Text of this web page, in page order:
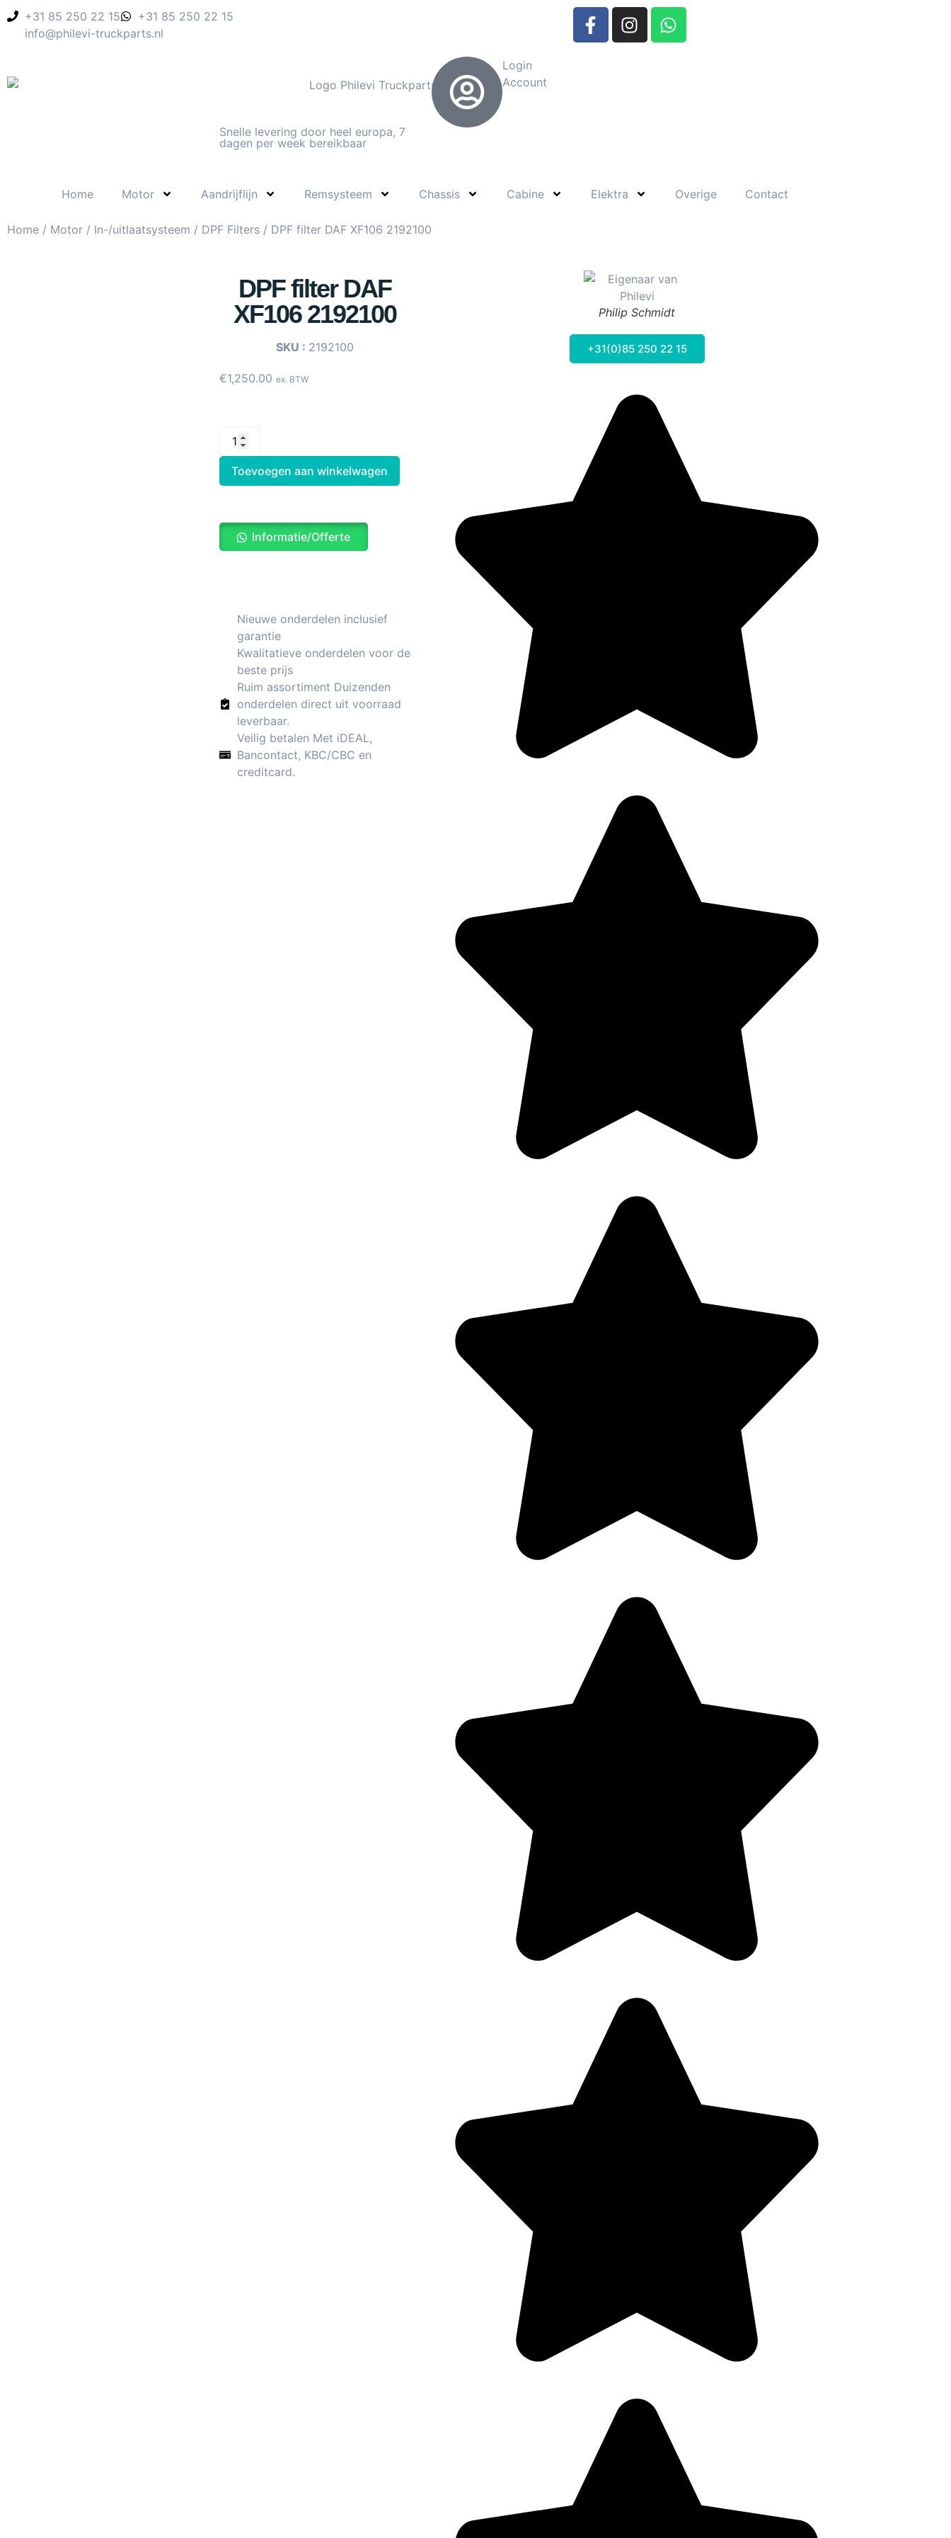
+31 85 250 22 15
+31 85 250 22 15
info@philevi-truckparts.nl
Snelle levering door heel europa, 7
dagen per week bereikbaar
Login
Account
Home Motor Aandrijflijn Remsysteem Chassis Cabine Elektra Overige Contact
Home / Motor / In-/uitlaatsysteem / DPF Filters / DPF filter DAF XF106 2192100
DPF filter DAF
XF106 2192100
SKU : 2192100
€1,250.00 ex. BTW
Toevoegen aan winkelwagen
Informatie/Offerte
Nieuwe onderdelen inclusief
garantie
Kwalitatieve onderdelen voor de
beste prijs
Ruim assortiment Duizenden
onderdelen direct uit voorraad
leverbaar.
Veilig betalen Met iDEAL,
Bancontact, KBC/CBC en
creditcard.
Philip Schmidt
+31(0)85 250 22 15